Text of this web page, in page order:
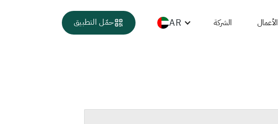
الأعمال الشركة AR حمّل التطبيق